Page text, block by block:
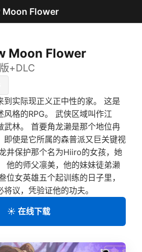
Moon Flower
Moon Flower
+DLC
到实际现正义正中性的家。 这是
风格的RPG。 武侠区域叫作江
武林。 首要角龙濑是那个地位冉
即使是它所属的森普派又巨关键视
井保护那个名为Hiiro的女孩，她
他的师父凛美，他的妹妹徒弟濑
位女英雄五个起训练的日子里，
议，凭验证他的功夫。
☀️ 在线下载